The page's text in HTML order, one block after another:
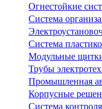
Огнестойкие
Система
Система
Модульные
Трубы
Промышленная
Корпусные
Система